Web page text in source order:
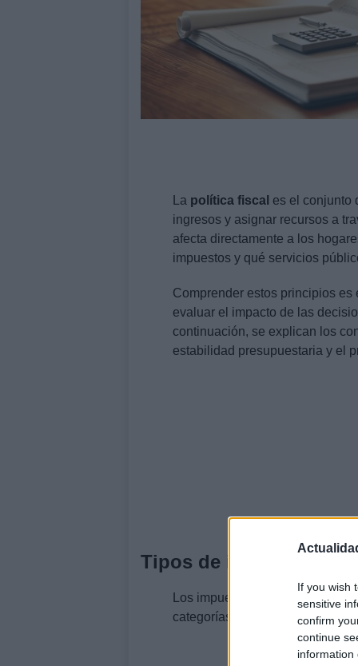
If you wish
sensitive
confirm
continue
information
La política fiscal es el conjunto
ingresos y asignar recursos a
afecta directamente a los
impuestos y qué servicios
Comprender estos principios
evaluar el impacto de las
continuación, se explican los
estabilidad presupuestaria y el
Tipos de impuestos en
Los impuestos son la principal
categorías principales: